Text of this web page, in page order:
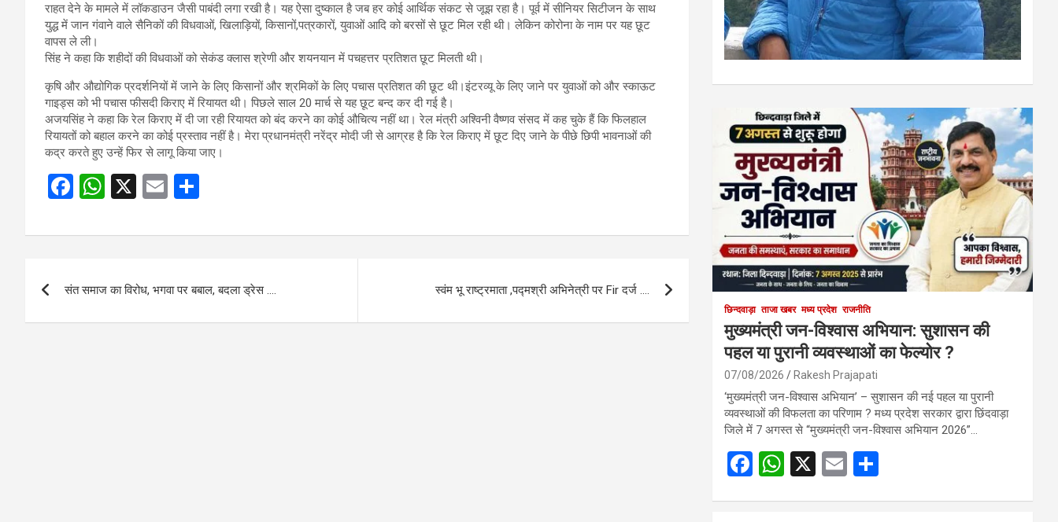
राहत देने के मामले में लॉकडाउन जैसी पाबंदी लगा रखी है। यह ऐसा दुष्काल है जब हर कोई आर्थिक संकट से जूझ रहा है। पूर्व में सीनियर सिटीजन के साथ
युद्ध में जान गंवाने वाले सैनिकों की विधवाओं, खिलाड़ियों, किसानों,पत्रकारों, युवाओं आदि को बरसों से छूट मिल रही थी। लेकिन कोरोना के नाम पर यह छूट
वापस ले ली।
सिंह ने कहा कि शहीदों की विधवाओं को सेकंड क्लास श्रेणी और शयनयान में पचहत्तर प्रतिशत छूट मिलती थी।
कृषि और औद्योगिक प्रदर्शनियों में जाने के लिए किसानों और श्रमिकों के लिए पचास प्रतिशत की छूट थी।इंटरव्यू के लिए जाने पर युवाओं को और स्काऊट
गाइड्स को भी पचास फीसदी किराए में रियायत थी। पिछले साल 20 मार्च से यह छूट बन्द कर दी गई है।
अजयसिंह ने कहा कि रेल किराए में दी जा रही रियायत को बंद करने का कोई औचित्य नहीं था। रेल मंत्री अश्विनी वैष्णव संसद में कह चुके हैं कि फिलहाल
रियायतों को बहाल करने का कोई प्रस्ताव नहीं है। मेरा प्रधानमंत्री नरेंद्र मोदी जी से आग्रह है कि रेल किराए में छूट दिए जाने के पीछे छिपी भावनाओं की
कद्र करते हुए उन्हें फिर से लागू किया जाए।
F
ce
o
W
at
A
X
E
ail ar
navigation
संत समाज का विरोध, भगवा पर बबाल, बदला ड्रेस …. स्वंम भू राष्ट्रमाता ,पद्मश्री अभिनेत्री पर Fir दर्ज ….
छिन्दवाड़ा ताजा खबर मध्य प्रदेश राजनीति
मुख्यमंत्री जन-विश्वास अभियान: सुशासन की
पहल या पुरानी व्यवस्थाओं का फेल्योर ?
07/08/2026 Rakesh Prajapati
‘मुख्यमंत्री जन-विश्वास अभियान’ – सुशासन की नई पहल या पुरानी
व्यवस्थाओं की विफलता का परिणाम ? मध्य प्रदेश सरकार द्वारा छिंदवाड़ा
जिले में 7 अगस्त से “मुख्यमंत्री जन-विश्वास अभियान 2026”…
F
W X
E